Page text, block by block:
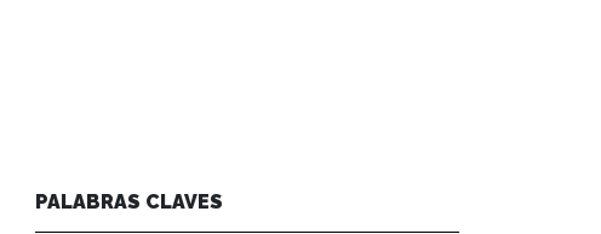
PALABRAS CLAVES